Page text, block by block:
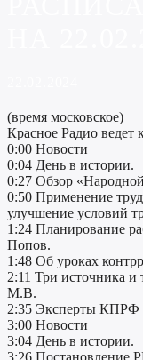
(время московское)
Красное Радио ведет
0:00 Новости
0:04 День в истории.
0:27 Обзор
0:50 Применение
улучшение условий
1:24 Планирование
Попов.
1:48 Об уроках
2:11 Три источника
М.В.
2:35 Эксперты КПРФ
3:00 Новости
3:04 День в истории.